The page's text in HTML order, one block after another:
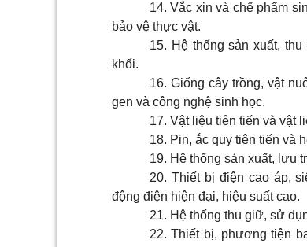
14. Vắc xin và chế phẩm
bảo vệ thực vật.
15. Hệ thống sản xuất,
khối.
16. Giống cây trồng, vật
gen và công nghệ sinh học.
17. Vật liệu tiên tiến và vật
18. Pin, ắc quy tiên tiến và
19. Hệ thống sản xuất, lưu
20. Thiết bị điện cao áp,
động điện hiện đại, hiệu suất cao.
21. Hệ thống thu giữ, sử
22. Thiết bị, phương tiện